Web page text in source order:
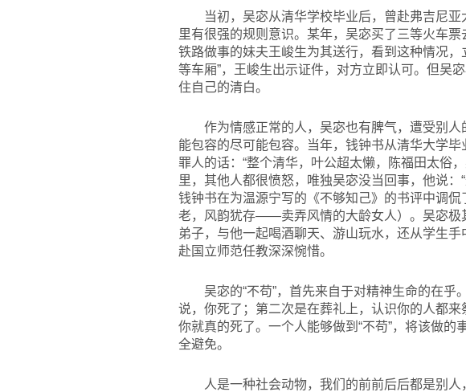
当初，吴宓从清华学校毕业后，曾赴弗吉尼
里有很强的规则意识。某年，吴宓买了三等火车
铁路做事的妹夫王峻生为其送行，看到这种情况
等车厢”，王峻生出示证件，对方立即认可。但吴
住自己的清白。
作为情感正常的人，吴宓也有脾气，遭受别
能包容的尽可能包容。当年，钱钟书从清华大学
罪人的话：“整个清华，叶公超太懒，陈福田太俗
里，其他人都很愤怒，唯独吴宓没当回事，他说：
钱钟书在为温源宁写的《不够知己》的书评中调侃
老，风韵犹存——卖弄风情的大龄女人）。吴宓极
弟子，与他一起喝酒聊天、游山玩水，还从学生
赴国立师范任教深深惋惜。
吴宓的“不苟”，首先来自于对精神生命的在
说，你死了；第二次是在葬礼上，认识你的人都
你就真的死了。一个人能够做到“不苟”，将该做
全避免。
人是一种社会动物，我们的前前后后都是别